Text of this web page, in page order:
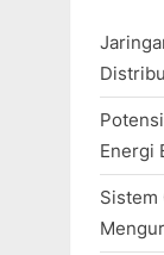
Energi
Sistem